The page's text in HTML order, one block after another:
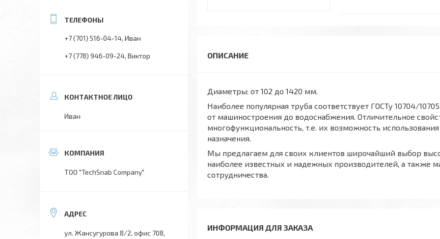
Диаметры: от 102 до 1420 мм.
Наиболее популярная труба соответствует ГОСТу 10704/
от машиностроения до водоснабжения. Отличительное
многофункциональность, т.е. их возможность
назначения.
Мы предлагаем для своих клиентов широчайший выбор
наиболее известных и надежных производителей, а также
сотрудничества.
ИНФОРМАЦИЯ ДЛЯ ЗАКАЗА
+7 (701) 516-04-14 Иван
+7 (778) 946-09-24 Виктор
Иван
TOO "TechSnab Company"
ул. Жансугурова 8/2, офис 708,